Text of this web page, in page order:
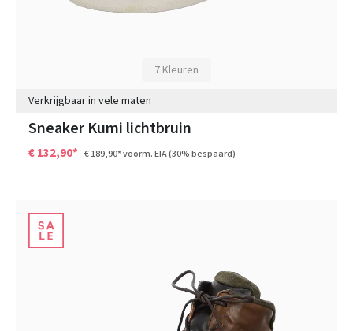
7 Kleuren
Verkrijgbaar in vele maten
Sneaker Kumi lichtbruin
€ 132,90* € 189,90*voorm. EIA(30% bespaard)